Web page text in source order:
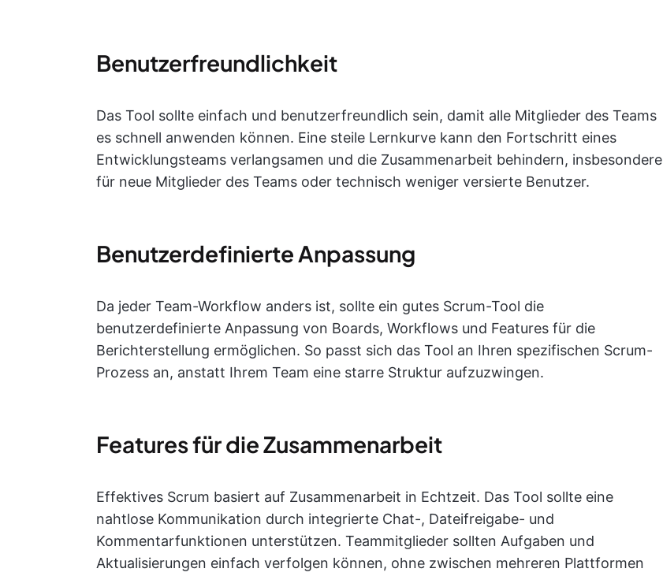
Benutzerfreundlichkeit
Das Tool sollte einfach und benutzerfreundlich sein, damit alle Mitglieder des Teams
es schnell anwenden können. Eine steile Lernkurve kann den Fortschritt eines
Entwicklungsteams verlangsamen und die Zusammenarbeit behindern, insbesondere
für neue Mitglieder des Teams oder technisch weniger versierte Benutzer.
Benutzerdefinierte Anpassung
Da jeder Team-Workflow anders ist, sollte ein gutes Scrum-Tool die
benutzerdefinierte Anpassung von Boards, Workflows und Features für die
Berichterstellung ermöglichen. So passt sich das Tool an Ihren spezifischen Scrum-
Prozess an, anstatt Ihrem Team eine starre Struktur aufzuzwingen.
Features für die Zusammenarbeit
Effektives Scrum basiert auf Zusammenarbeit in Echtzeit. Das Tool sollte eine
nahtlose Kommunikation durch integrierte Chat-, Dateifreigabe- und
Kommentarfunktionen unterstützen. Teammitglieder sollten Aufgaben und
Aktualisierungen einfach verfolgen können, ohne zwischen mehreren Plattformen